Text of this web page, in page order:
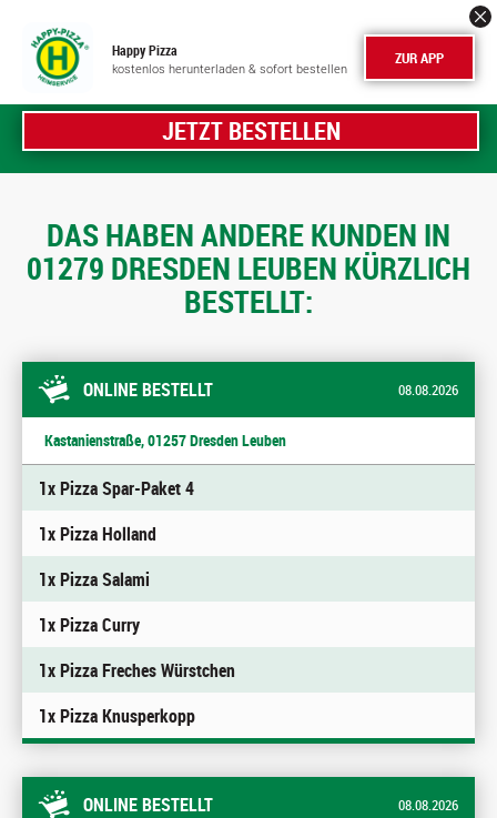
Happy Pizza
kostenlos herunterladen & sofort bestellen ZUR APP
JETZT BESTELLEN
DAS HABEN ANDERE KUNDEN IN
01279 DRESDEN LEUBEN KÜRZLICH
BESTELLT:
ONLINE BESTELLT 08.08.2026
Kastanienstraße, 01257 Dresden Leuben
1x Pizza Spar-Paket 4
1x Pizza Holland
1x Pizza Salami
1x Pizza Curry
1x Pizza Freches Würstchen
1x Pizza Knusperkopp
ONLINE BESTELLT 08.08.2026